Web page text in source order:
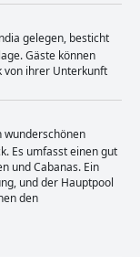
gelegen, besticht
Gäste können
von ihrer Unterkunft
wunderschönen
Es umfasst einen gut
und Cabanas. Ein
und der Hauptpool
den